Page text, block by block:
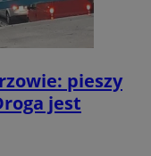
pieszy
jest